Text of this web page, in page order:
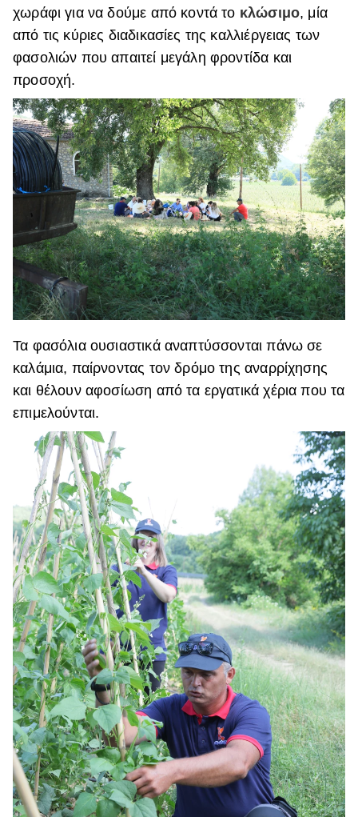
χωράφι για να δούμε από κοντά το κλώσιμο, μία
από τις κύριες διαδικασίες της καλλιέργειας των
φασολιών που απαιτεί μεγάλη φροντίδα και
προσοχή.
Τα φασόλια ουσιαστικά αναπτύσσονται πάνω σε
καλάμια, παίρνοντας τον δρόμο της αναρρίχησης
και θέλουν αφοσίωση από τα εργατικά χέρια που τα
επιμελούνται.